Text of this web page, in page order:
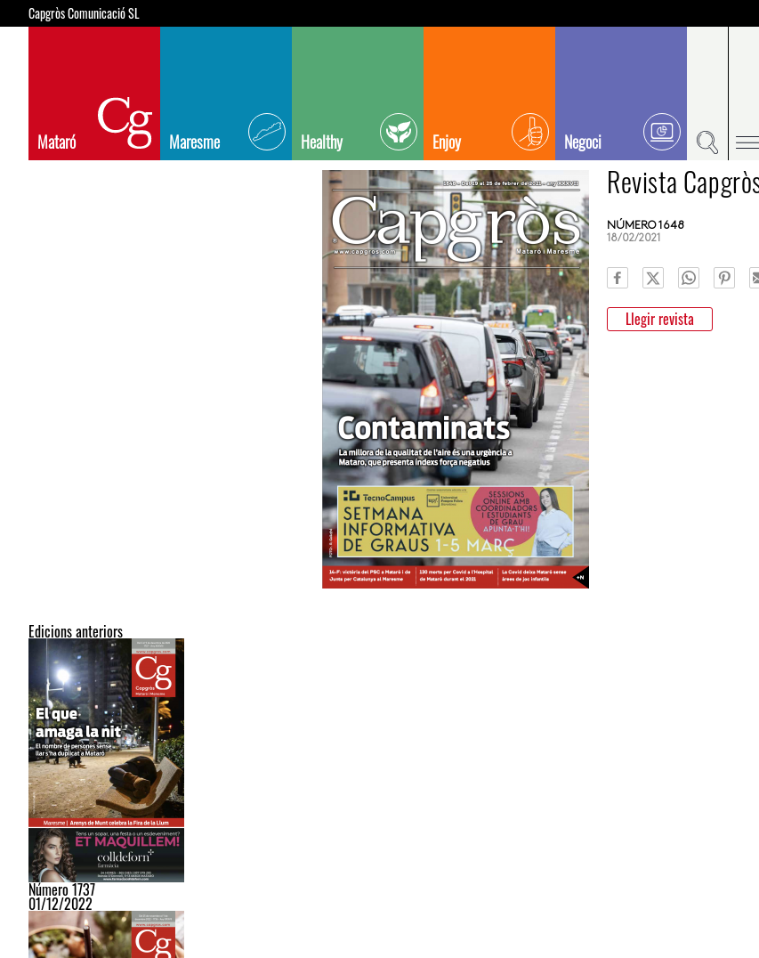
Capgròs Comunicació SL
Mataró Maresme Healthy Enjoy Negoci
Revista
NÚMERO 1648
18/02/2021
Llegir revista
Edicions anteriors
Número 1737
01/12/2022